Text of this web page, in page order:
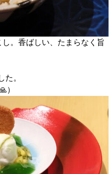
。香ばしい、たまらなく旨
た。
）